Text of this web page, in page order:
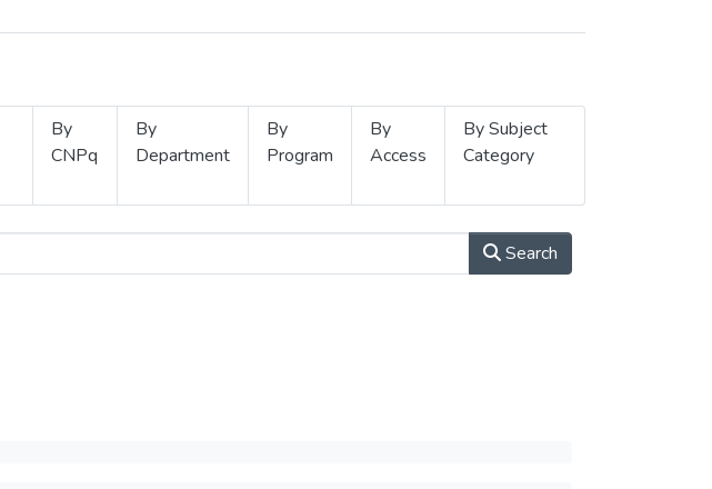
By
CNPq
By
Department
By
Program
By
Access
By Subject
Category
Search